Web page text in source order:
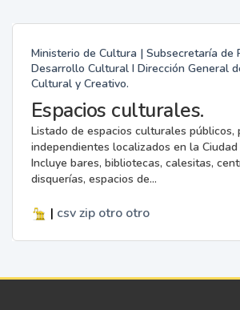
Ministerio de Cultura | Subsecretaría de
Desarrollo Cultural I Dirección General
Cultural y Creativo.
Espacios culturales.
Listado de espacios culturales públicos,
independientes localizados en la
Incluye bares, bibliotecas, calesitas,
disquerías, espacios de...
| csv zip otro otro